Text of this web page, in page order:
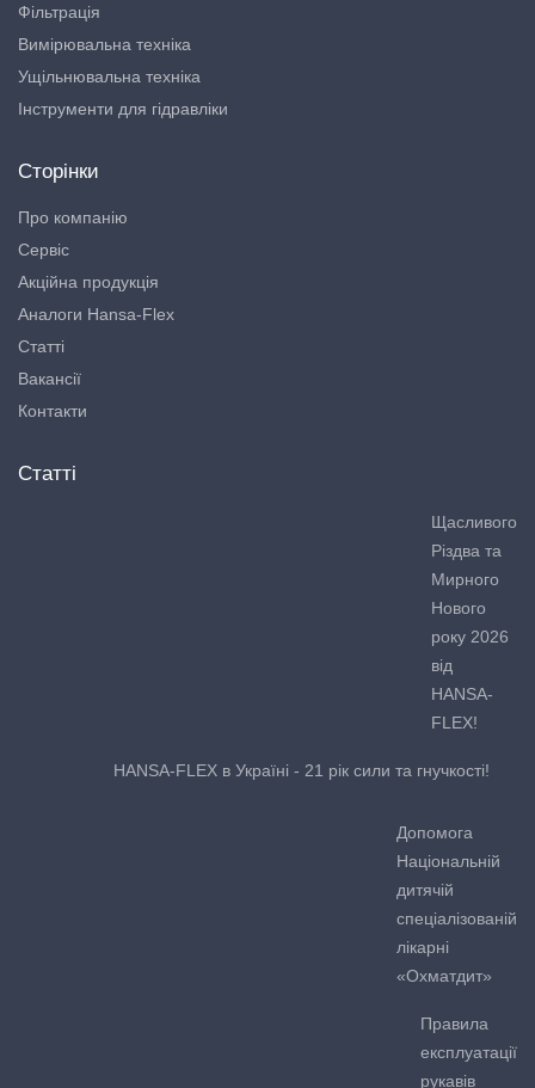
Фільтрація
Вимірювальна техніка
Ущільнювальна техніка
Інструменти для гідравліки
Сторінки
Про компанію
Сервіс
Акційна продукція
Аналоги Hansa-Flex
Статті
Вакансії
Контакти
Статті
Щасливого
Різдва та
Мирного
Нового
року 2026
від
HANSA-
FLEX!
HANSA-FLEX в Україні - 21 рік сили та гнучкості!
Допомога
Національній
дитячій
спеціалізованій
лікарні
«Охматдит»
Правила
експлуатації
рукавів